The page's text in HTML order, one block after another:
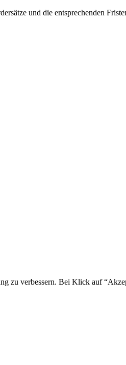
und die entsprechenden
zu verbessern. Bei Klick auf